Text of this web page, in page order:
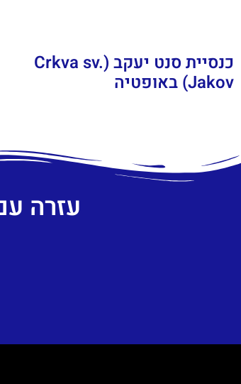
כנסיית סנט יעקב (Crkva sv.
Jakov) באופטיה
עזרה